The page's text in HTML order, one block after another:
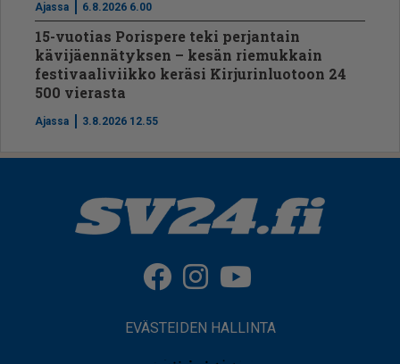
Ajassa 6.8.2026 6.00
15-vuotias Porispere teki perjantain
kävijäennätyksen – kesän riemukkain
festivaaliviikko keräsi Kirjurinluotoon 24
500 vierasta
Ajassa 3.8.2026 12.55
EVÄSTEIDEN HALLINTA